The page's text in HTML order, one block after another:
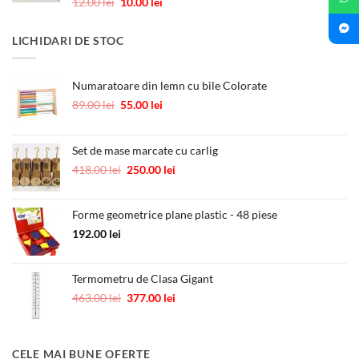
fost:
LICHIDARI DE STOC
Numaratoare din lemn cu bile Colorate
89.00lei Prețul
fost:
89.00 lei.
55.00 lei
55.00 lei.
Set de mase marcate cu carlig
418.00lei Prețul
fost:
250.00 lei
250.00 lei.
Forme geometrice plane plastic - 48 piese
192.00 lei
Termometru de Clasa Gigant
463.00lei Prețul
377.00 lei
CELE MAI BUNE OFERTE